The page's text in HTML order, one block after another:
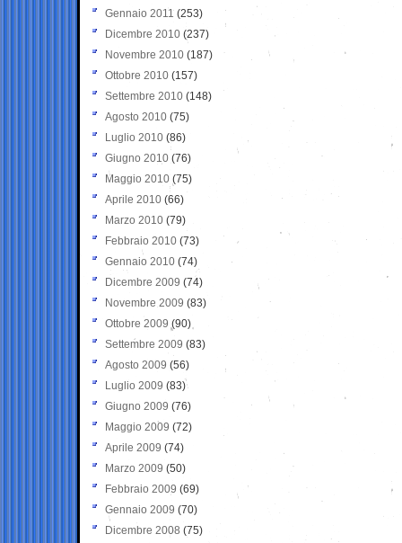
Gennaio 2011 (253)
Dicembre 2010 (237)
Novembre 2010 (187)
Ottobre 2010 (157)
Settembre 2010 (148)
Agosto 2010 (75)
Luglio 2010 (86)
Giugno 2010 (76)
Maggio 2010 (75)
Aprile 2010 (66)
Marzo 2010 (79)
Febbraio 2010 (73)
Gennaio 2010 (74)
Dicembre 2009 (74)
Novembre 2009 (83)
Ottobre 2009 (90)
Settembre 2009 (83)
Agosto 2009 (56)
Luglio 2009 (83)
Giugno 2009 (76)
Maggio 2009 (72)
Aprile 2009 (74)
Marzo 2009 (50)
Febbraio 2009 (69)
Gennaio 2009 (70)
Dicembre 2008 (75)